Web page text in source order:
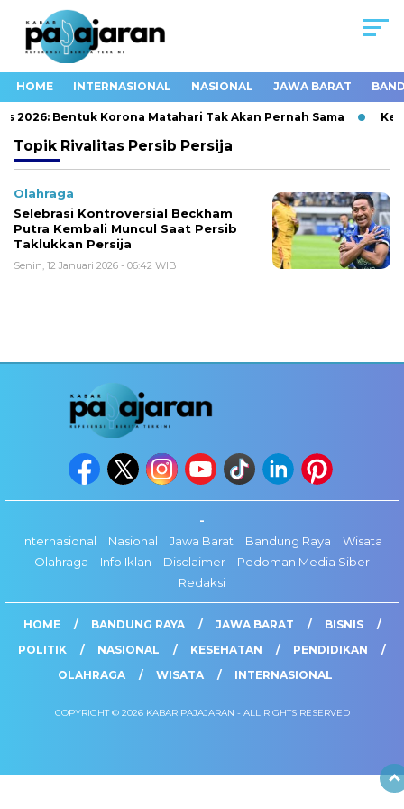
HOME INTERNASIONAL NASIONAL JAWA BARAT
2026: Bentuk Korona Matahari Tak Akan Pernah Sama
Topik Rivalitas Persib Persija
Olahraga
Selebrasi Kontroversial Beckham
Putra Kembali Muncul Saat Persib
Taklukkan Persija
Senin, 12 Januari 2026 - 06:42 WIB
-
Internasional
Nasional Jawa Barat Bandung Raya
Wisata
Olahraga
Info Iklan Disclaimer
Pedoman Media Siber
Redaksi
HOME BANDUNG RAYA JAWA BARAT
BISNIS
POLITIK
NASIONAL KESEHATAN
PENDIDIKAN
OLAHRAGA
WISATA INTERNASIONAL
COPYRIGHT © 2026 KABAR PAJAJARAN - ALL RIGHTS RESERVED